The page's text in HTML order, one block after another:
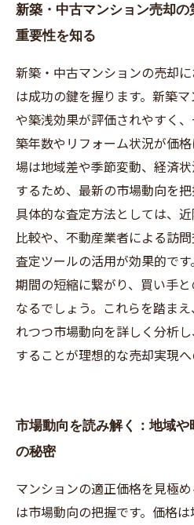
価のポイント
納得の売却へ：適正価格
間短縮と交渉のコツ
失敗しない中古マンショ
ラブルを避ける方法
成功事例に学ぶ！新築・
ト価格での売却体験談
新築・中古マンション売却
重要性を知る
新築・中古マンションの売却
は成功の鍵を握ります。新築
や築浅効果が評価されやすく
築年数やリフォーム状況が価
場は地域差や季節変動、経済
するため、最新の市場動向を把
具体的な査定方法としては、
比較や、不動産業者による訪
査定ツールの活用が効果的で
期間の短縮に繋がり、買い手
なるでしょう。これらを踏ま
れつつ市場動向を詳しく分析
することが理想的な売却実現へ
市場動向を読み解く：地域
の秘密
マンションの適正価格を見極
は市場動向の把握です。価格